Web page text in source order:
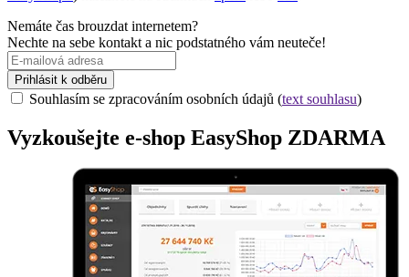
Nemáte čas brouzdat internetem?
Nechte na sebe kontakt a nic podstatného vám neuteče!
Prihlásit k odběru
Souhlasím se zpracováním osobních údajů (text souhlasu)
Vyzkoušejte e-shop EasyShop ZDARMA